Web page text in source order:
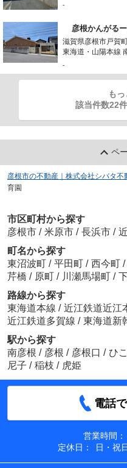
-
彦根かんがる
滋賀県彦根市戸賀
東海道・山陽本線
-
も
該当件数22
ペ
彦根市の不動産｜株式会社シバタ不
育園
市区町村から探す
彦根市 / 米原市 / 長浜市 /
町名から探す
東沼波町 / 平田町 / 西今町 /
芹橋 / 原町 / 川瀬馬場町 /
路線から探す
東海道本線 / 近江鉄道近江
近江鉄道多賀線 / 東海道新
駅から探す
南彦根 / 彦根 / 彦根口 / ひ
尼子 / 稲枝 / 虎姫
電話
営業時間：
定休日：
日・祝